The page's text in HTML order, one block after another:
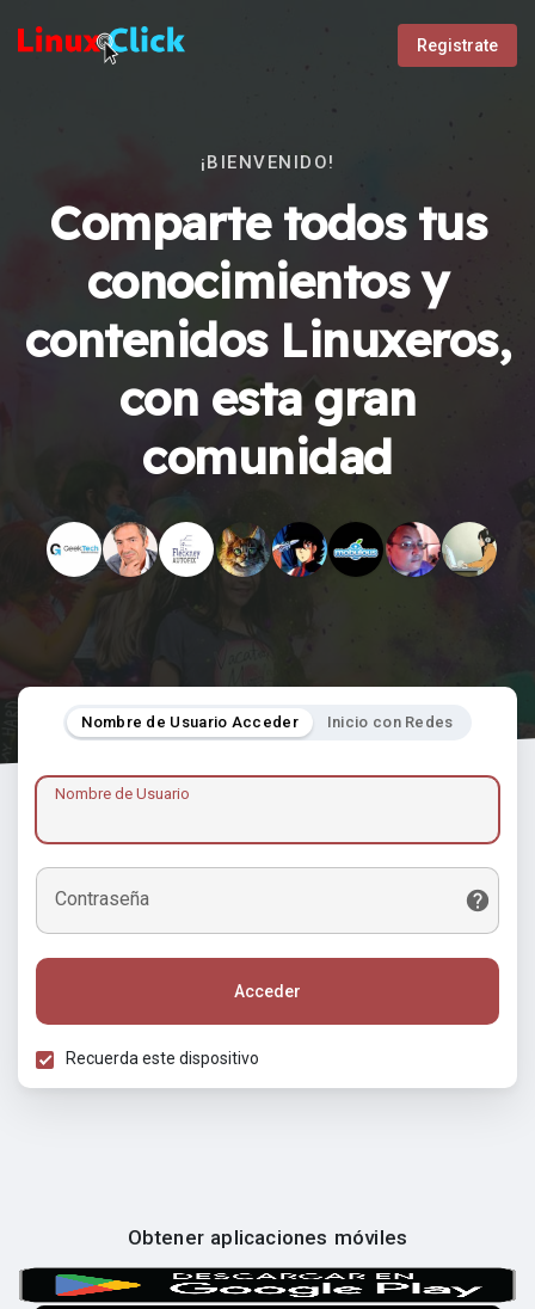
Registrate
¡BIENVENIDO!
Comparte todos tus
conocimientos y
contenidos Linuxeros,
con esta gran
comunidad
Nombre de Usuario Acceder Inicio con Redes
Nombre de Usuario
Contraseña
Acceder
Recuerda este dispositivo
Obtener aplicaciones móviles